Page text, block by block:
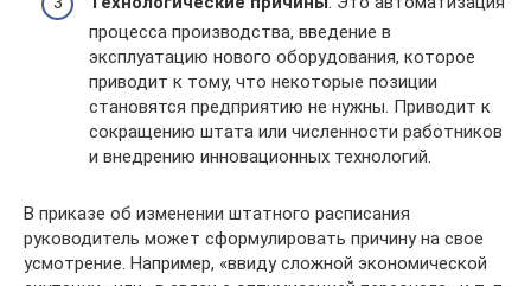
процесса производства, введение в
эксплуатацию нового оборудования, которое
приводит к тому, что некоторые позиции
становятся предприятию не нужны. Приводит к
сокращению штата или численности работников
и внедрению инновационных технологий.
В приказе об изменении штатного расписания
руководитель может сформулировать причину на свое
усмотрение. Например, «ввиду сложной экономической